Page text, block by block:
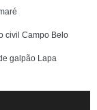
civil Campo Belo
galpão Lapa